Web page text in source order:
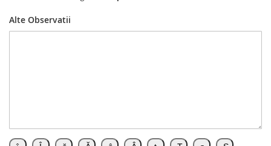
Alte Observatii